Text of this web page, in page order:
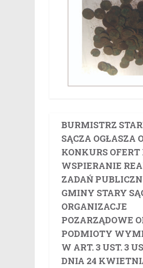
BURMISTRZ
SĄCZA OGŁASZA
KONKURS OFERT
WSPIERANIE
ZADAŃ
GMINY STARY
ORGANIZACJE
POZARZĄDOWE
PODMIOTY
W ART. 3 UST. 3
DNIA 24